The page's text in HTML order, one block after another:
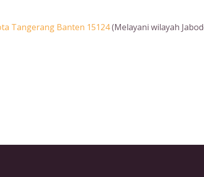
Tangerang Banten 15124(Melayani wilayah